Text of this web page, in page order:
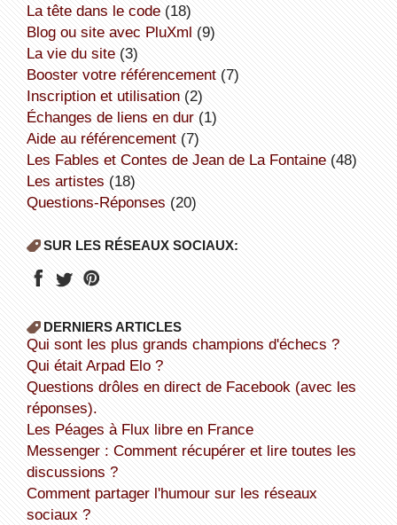
la tête dans le code(18)
Blog ou site avec PluXml (9)
la vie du site(3)
booster votre référencement(7)
inscription et utilisation(2)
échanges de liens en dur(1)
aide au référencement(7)
Les Fables et Contes de Jean de La Fontaine(48)
Les artistes (18)
Questions-Réponses (20)
SUR LES RÉSEAUX SOCIAUX:
DERNIERS ARTICLES
Qui sont les plus grands champions d'échecs ?
Qui était Arpad Elo ?
Questions drôles en direct de Facebook (avec les
réponses).
Les Péages à Flux libre en France
Messenger : Comment récupérer et lire toutes les
discussions ?
Comment partager l'humour sur les réseaux
sociaux ?